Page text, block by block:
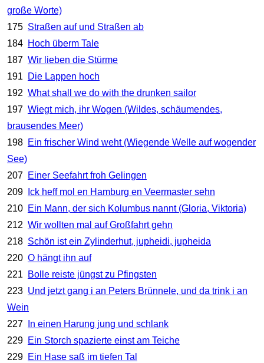
große Worte)
175 Straßen auf und Straßen ab
184 Hoch überm Tale
187 Wir lieben die Stürme
191
Die Lappen hoch
192 What shall we do with the drunken sailor
197 Wiegt mich, ihr Wogen (Wildes, schäumendes,
brausendes Meer)
198 Ein frischer Wind weht (Wiegende Welle auf wogender
See)
207 Einer Seefahrt froh Gelingen
209
Ick heff mol en Hamburg en Veermaster sehn
210 Ein Mann, der sich Kolumbus nannt (Gloria, Viktoria)
212 Wir wollten mal auf Großfahrt gehn
218 Schön ist ein Zylinderhut, jupheidi, jupheida
220 O hängt ihn auf
221
Bolle reiste jüngst zu Pfingsten
223 Und jetzt gang i an Peters Brünnele, und da trink i an
Wein
227
In einen Harung jung und schlank
229 Ein Storch spazierte einst am Teiche
229 Ein Hase saß im tiefen Tal